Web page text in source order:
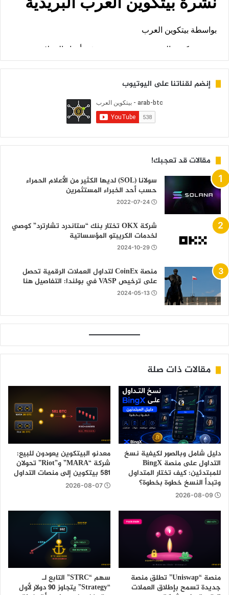
إنضم لقناتنا على اليوتيوب
مقالات قد تعجبك!
سولانا (SOL) لديها الكثير من الأعلام الحمراء
حسب أحد الخبراء المستثمرين
2022-07-24
شركة OKX تختار بنك “ستاندرد تشارترد” كوصي
لخدمات الكريبتو المؤسساتية
2024-10-29
منصة CoinEx لتداول العملات الرقمية تحصل
على ترخيص VASP في بولندا: التفاصيل هنا
2024-05-13
مقالات ذات صلة
دليل شامل وبالصور لكيفية نسخ
التداول على منصة BingX
للمبتدئين: كيف تختار المتداول
وتبدأ النسخ خطوة بخطوة؟
2026-08-09
معدنو البيتكوين يعودون للبيع:
شركة “MARA” و”Riot” تحولان
581 بيتكوين إلى منصات التداول
2026-08-07
منصة “Uniswap” تطلق منصة
جديدة تسمح بإطلاق العملات
سهم “STRC” التابع لـ
“Strategy” يتجاوز 90 دولار لأول